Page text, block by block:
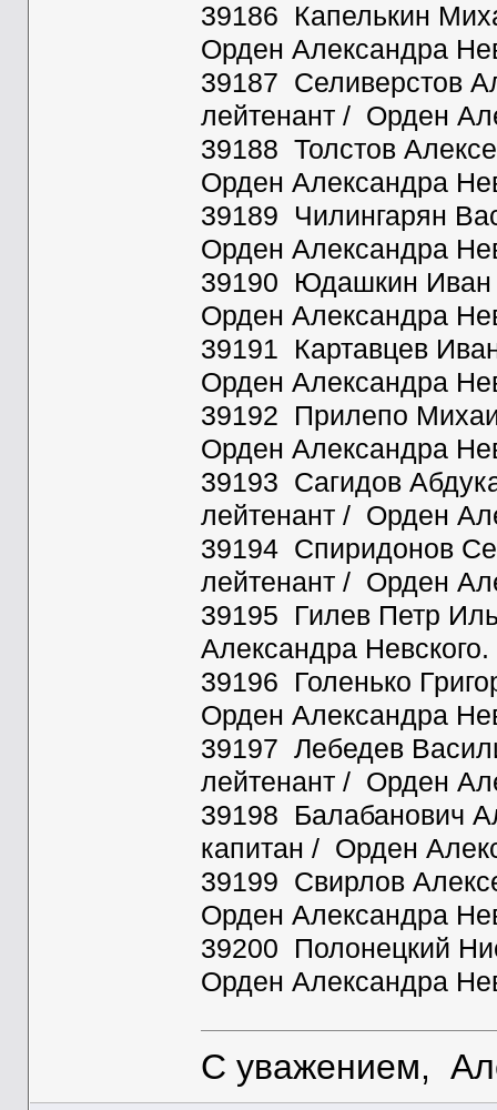
39186 Капелькин
Орден Александра
39187 Селиверстов
лейтенант / Орден
39188 Толстов
Орден Александра
39189 Чилингарян
Орден Александра
39190 Юдашкин Иван
Орден Александра
39191 Картавцев
Орден Александра
39192 Прилепо
Орден Александра
39193 Сагидов
лейтенант / Орден
39194 Спиридонов
лейтенант / Орден
39195 Гилев Петр
Александра Невского.
39196 Голенько
Орден Александра
39197 Лебедев
лейтенант / Орден
39198 Балабанович
капитан / Орден
39199 Свирлов
Орден Александра
39200 Полонецкий
Орден Александра
С уважением,